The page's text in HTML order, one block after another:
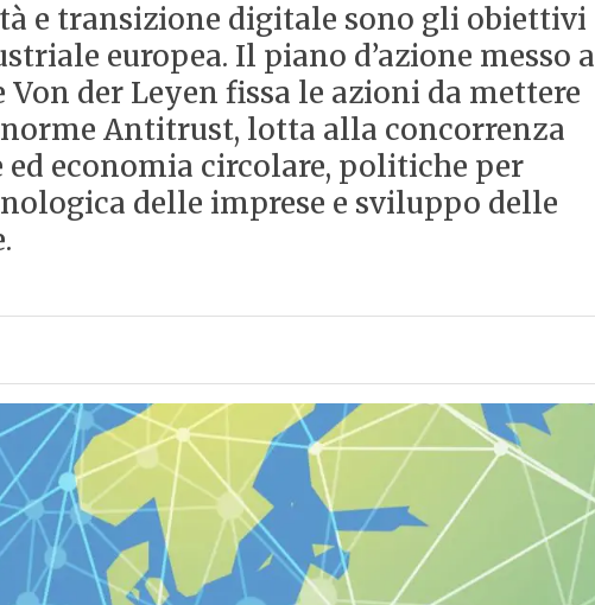
e transizione digitale sono gli obiettivi
europea. Il piano d’azione messo a
der Leyen fissa le azioni da mettere
Antitrust, lotta alla concorrenza
ed economia circolare, politiche per
delle imprese e sviluppo delle